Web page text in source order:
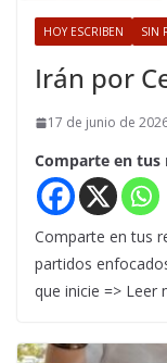
HOY ESCRIBEN SIN
Irán por
17 de junio de
Comparte en tus
Comparte en tus
partidos
que inicie => Leer